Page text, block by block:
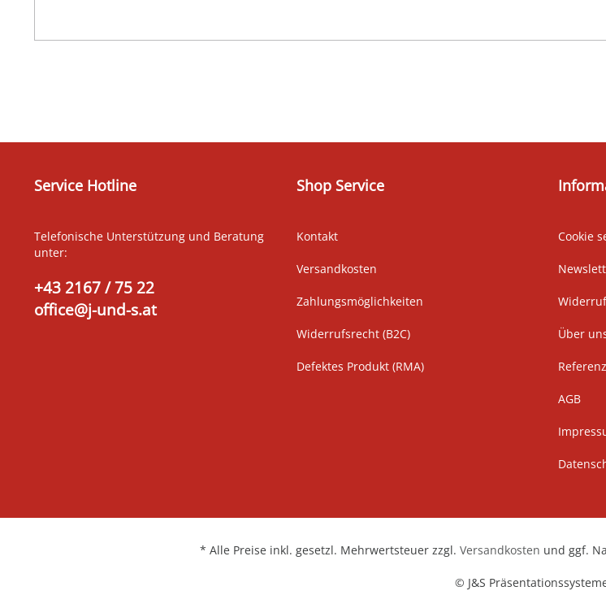
Service Hotline
Telefonische Unterstützung und Beratung
unter:
+43 2167 / 75 22
office@j-und-s.at
Shop Service
Kontakt
Versandkosten
Zahlungsmöglichkeiten
Widerrufsrecht (B2C)
Defektes Produkt (RMA)
Cookie
Über
AGB
* Alle Preise inkl. gesetzl. Mehrwertsteuer zzgl. Versandkosten und ggf.
© J&S